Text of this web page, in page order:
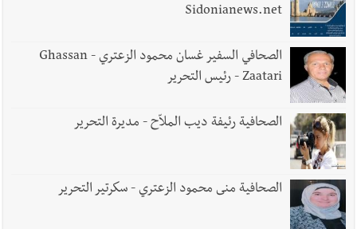
Sidonianews.net
الصحافي السفير غسان محمود الزعتري - Ghassan
Zaatari - رئيس التحرير
الصحافية رئيفة ديب الملاّح - مديرة التحرير
الصحافية منى محمود الزعتري - سكرتير التحرير